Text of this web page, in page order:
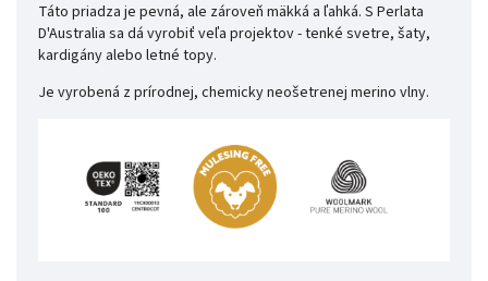
Táto priadza je pevná, ale zároveň mäkká a ľahká. S Perlata
D'Australia sa dá vyrobiť veľa projektov - tenké svetre, šaty,
kardigány alebo letné topy.
Je vyrobená z prírodnej, chemicky neošetrenej merino vlny.